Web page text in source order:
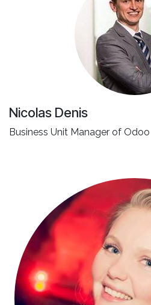
Nicolas Denis
Business Unit Manager of Odoo